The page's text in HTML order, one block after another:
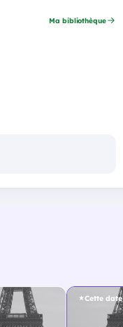
Ma bibliothèque
Cette date